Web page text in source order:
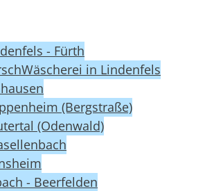
- Fürth
Wäscherei in Lindenfels
(Bergstraße)
(Odenwald)
- Beerfelden